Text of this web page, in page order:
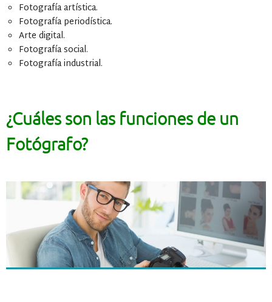
Fotografía artística.
Fotografía periodística.
Arte digital.
Fotografía social.
Fotografía industrial.
¿Cuáles son las funciones de un
Fotógrafo?